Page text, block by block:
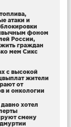
атаки и
фоном
России,
граждан
мем Сикс
с высокой
жители
от
и онкологии
хотел
смену